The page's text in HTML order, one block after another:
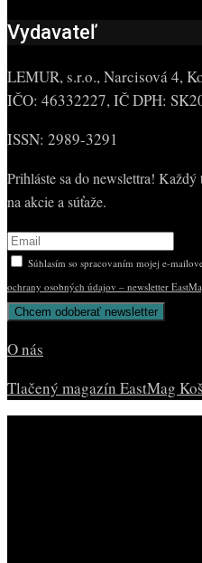
Vydavateľ
LEMUR, s.r.o., Narcisová 4,
IČO: 46332227, IČ DPH:
ISSN: 2989-3291
Prihláste sa do newslettra!
na akcie a súťaže.
Súhlasím so spracovaním mojej e-
ochrany osobných údajov – newsletter
O nás
Tlačený magazín EastMag